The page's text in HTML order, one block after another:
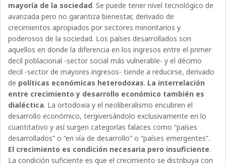
mayoría de la sociedad. Se puede tener nivel tecnológico de
avanzada pero no garantiza bienestar, derivado de
crecimientos apropiados por sectores minoritarios y
poderosos de la sociedad. Los países desarrollados son
aquellos en donde la diferencia en los ingresos entre el primer
decil poblacional -sector social más vulnerable- y el décimo
decil -sector de mayores ingresos- tiende a reducirse, derivado
de políticas económicas heterodoxas. La interrelación
entre crecimiento y desarrollo económico también es
dialéctica. La ortodoxia y el neoliberalismo encubren el
desarrollo económico, tergiversándolo exclusivamente en lo
cuantitativo y así surgen categorías falaces como “países
desarrollados” o “en vía de desarrollo” o “países emergentes”.
El crecimiento es condición necesaria pero insuficiente.
La condición suficiente es que el crecimiento se distribuya con